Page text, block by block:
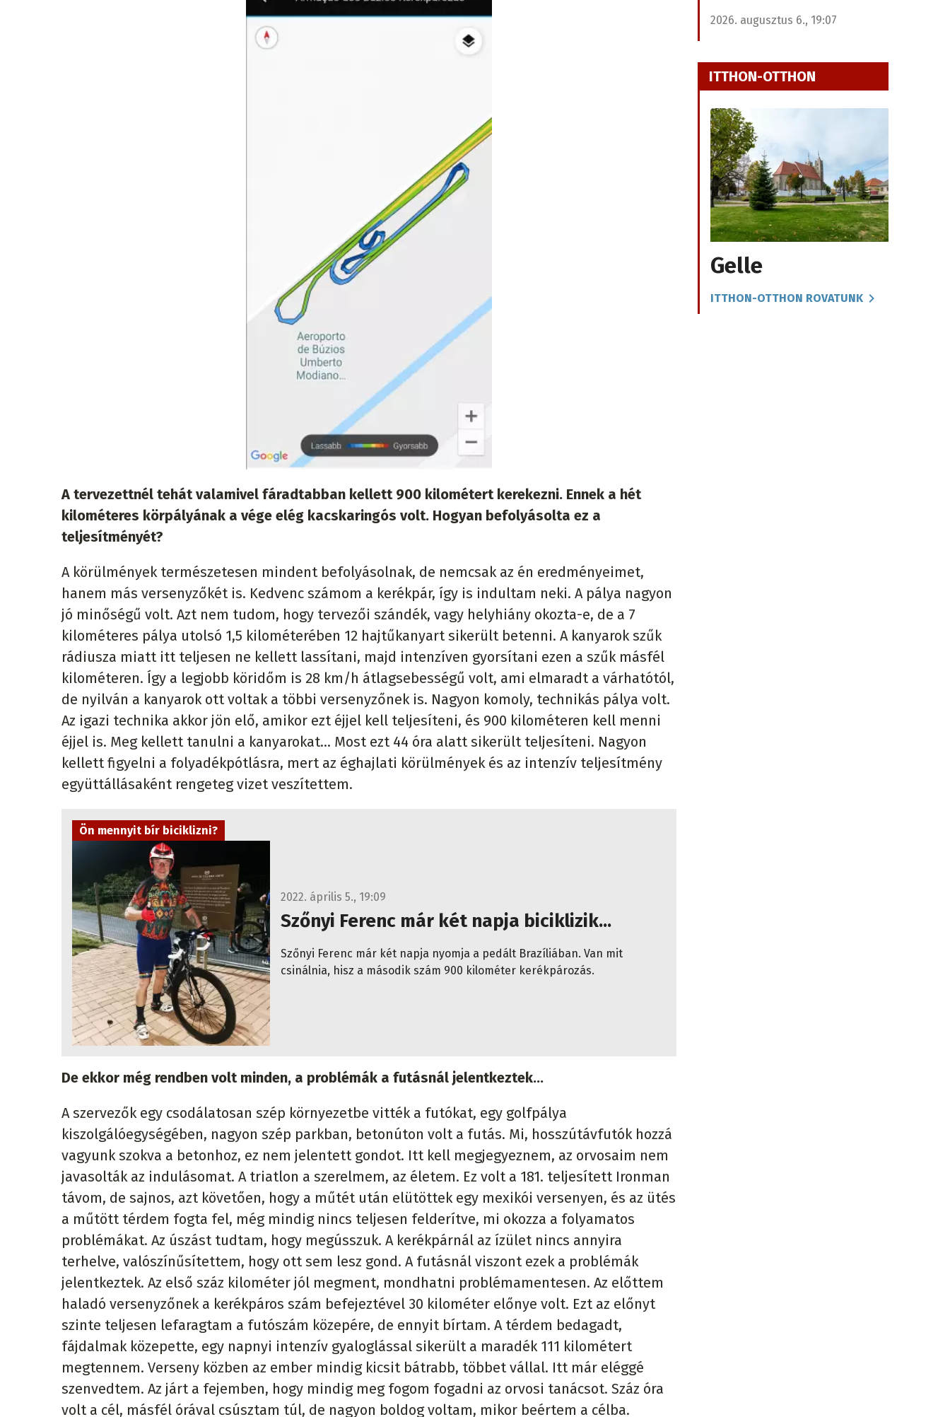
A tervezettnél tehát valamivel fáradtabban kellett 900 kilométert kerekezni. Ennek a hét
kilométeres körpályának a vége elég kacskaringós volt. Hogyan befolyásolta ez a
teljesítményét?
A körülmények természetesen mindent befolyásolnak, de nemcsak az én eredményeimet,
hanem más versenyzőkét is. Kedvenc számom a kerékpár, így is indultam neki. A pálya nagyon
jó minőségű volt. Azt nem tudom, hogy tervezői szándék, vagy helyhiány okozta-e, de a 7
kilométeres pálya utolsó 1,5 kilométerében 12 hajtűkanyart sikerült betenni. A kanyarok szűk
rádiusza miatt itt teljesen ne kellett lassítani, majd intenzíven gyorsítani ezen a szűk másfél
kilométeren. Így a legjobb köridőm is 28 km/h átlagsebességű volt, ami elmaradt a várhatótól,
de nyilván a kanyarok ott voltak a többi versenyzőnek is. Nagyon komoly, technikás pálya volt.
Az igazi technika akkor jön elő, amikor ezt éjjel kell teljesíteni, és 900 kilométeren kell menni
éjjel is. Meg kellett tanulni a kanyarokat... Most ezt 44 óra alatt sikerült teljesíteni. Nagyon
kellett figyelni a folyadékpótlásra, mert az éghajlati körülmények és az intenzív teljesítmény
együttállásaként rengeteg vizet veszítettem.
Ön mennyit bír biciklizni?
2022. április 5., 19:09
Szőnyi Ferenc már két napja biciklizik...
Szőnyi Ferenc már két napja nyomja a pedált Brazíliában. Van mit
csinálnia, hisz a második szám 900 kilométer kerékpározás.
De ekkor még rendben volt minden, a problémák a futásnál jelentkeztek...
A szervezők egy csodálatosan szép környezetbe vitték a futókat, egy golfpálya
kiszolgálóegységében, nagyon szép parkban, betonúton volt a futás. Mi, hosszútávfutók hozzá
vagyunk szokva a betonhoz, ez nem jelentett gondot. Itt kell megjegyeznem, az orvosaim nem
javasolták az indulásomat. A triatlon a szerelmem, az életem. Ez volt a 181. teljesített Ironman
távom, de sajnos, azt követően, hogy a műtét után elütöttek egy mexikói versenyen, és az ütés
a műtött térdem fogta fel, még mindig nincs teljesen felderítve, mi okozza a folyamatos
problémákat. Az úszást tudtam, hogy megússzuk. A kerékpárnál az ízület nincs annyira
terhelve, valószínűsítettem, hogy ott sem lesz gond. A futásnál viszont ezek a problémák
jelentkeztek. Az első száz kilométer jól megment, mondhatni problémamentesen. Az előttem
haladó versenyzőnek a kerékpáros szám befejeztével 30 kilométer előnye volt. Ezt az előnyt
szinte teljesen lefaragtam a futószám közepére, de ennyit bírtam. A térdem bedagadt,
fájdalmak közepette, egy napnyi intenzív gyaloglással sikerült a maradék 111 kilométert
megtennem. Verseny közben az ember mindig kicsit bátrabb, többet vállal. Itt már eléggé
szenvedtem. Az járt a fejemben, hogy mindig meg fogom fogadni az orvosi tanácsot. Száz óra
volt a cél, másfél órával csúsztam túl, de nagyon boldog voltam, mikor beértem a célba.
2026. augusztus 6., 19:07
ITTHON-OTTHON
Gelle
ITTHON-OTTHON ROVATUNK